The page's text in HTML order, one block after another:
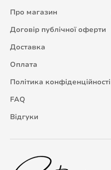
Про магазин
Договір публічної оферти
Доставка
Оплата
Політика конфіденційності
FAQ
Відгуки